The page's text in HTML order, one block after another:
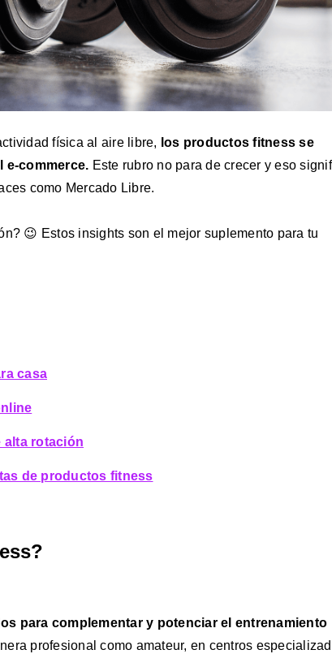
física al aire libre, los productos fitness se
e-commerce. Este rubro no para de crecer y eso
como Mercado Libre.
😉 Estos insights son el mejor suplemento para tu
casa
alta rotación
de productos fitness
para complementar y potenciar el entrenamiento
profesional como amateur, en centros